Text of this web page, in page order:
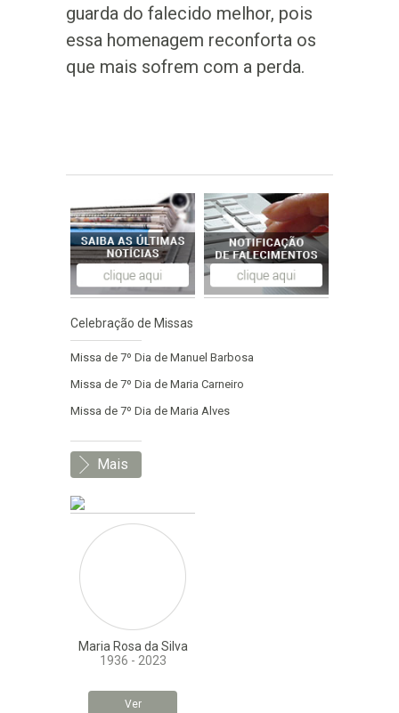
guarda do falecido melhor, pois
essa homenagem reconforta os
que mais sofrem com a perda.
Celebração de Missas
Missa de 7º Dia de Manuel Barbosa
Missa de 7º Dia de Maria Carneiro
Missa de 7º Dia de Maria Alves
Mais
Maria Rosa da Silva
1936 - 2023
Ver